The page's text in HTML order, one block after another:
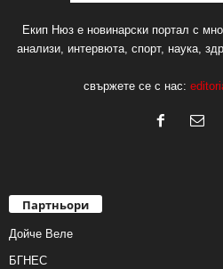
Екип Нюз е новинарски портал с
анализи, интервюта, спорт, наука,
свържете се с нас:
Партньори
Дойче Веле
БГНЕС